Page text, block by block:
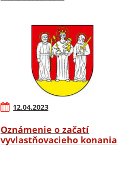
12.04.2023
Oznámenie o začatí
vyvlastňovacieho konania